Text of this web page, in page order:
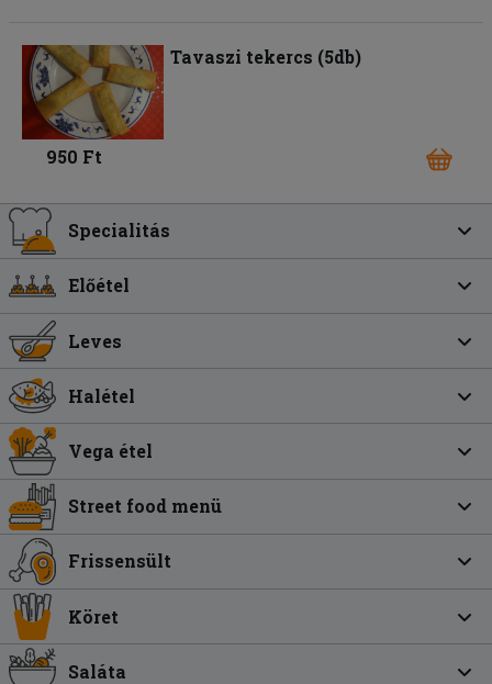
Tavaszi tekercs (5db)
950 Ft
Specialitás
Előétel
Leves
Halétel
Vega étel
Street food menü
Frissensült
Köret
Saláta